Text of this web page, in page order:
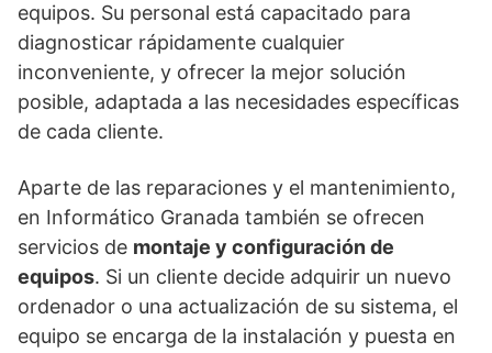
equipos. Su personal está capacitado para
diagnosticar rápidamente cualquier
inconveniente, y ofrecer la mejor solución
posible, adaptada a las necesidades específicas
de cada cliente.
Aparte de las reparaciones y el mantenimiento,
en Informático Granada también se ofrecen
servicios de montaje y configuración de
equipos. Si un cliente decide adquirir un nuevo
ordenador o una actualización de su sistema, el
equipo se encarga de la instalación y puesta en